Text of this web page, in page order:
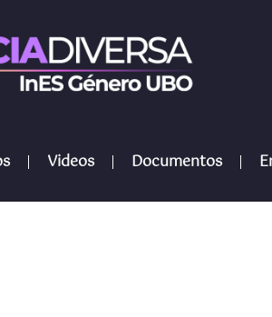
Videos Documentos